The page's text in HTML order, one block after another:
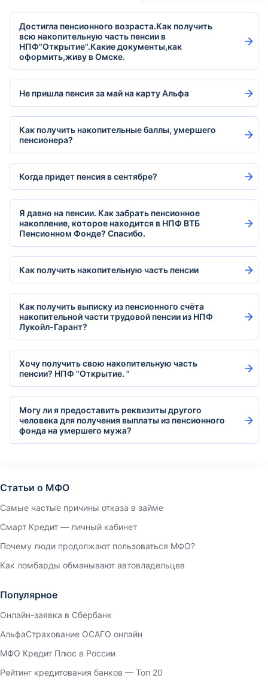
Достигла пенсионного возраста.Как получить
всю накопительную часть пенсии в
НПФ"Открытие".Какие документы,как
оформить,живу в Омске.
Не пришла пенсия за май на карту Альфа
Как получить накопительные баллы, умершего
пенсионера?
Когда придет пенсия в сентябре?
Я давно на пенсии. Как забрать пенсионное
накопление, которое находится в НПФ ВТБ
Пенсионном Фонде? Спасибо.
Как получить накопительную часть пенсии
Как получить выписку из пенсионного счёта
накопительной части трудовой пенсии из НПФ
Лукойл-Гарант?
Хочу получить свою накопительную часть
пенсии? НПФ "Открытие. "
Могу ли я предоставить реквизиты другого
человека для получения выплаты из пенсионного
фонда на умершего мужа?
Статьи о МФО
Самые частые причины отказа в займе
Смарт Кредит — личный кабинет
Почему люди продолжают пользоваться МФО?
Как ломбарды обманывают автовладельцев
Популярное
Онлайн-заявка в Сбербанк
АльфаСтрахование ОСАГО онлайн
МФО Кредит Плюс в России
Рейтинг кредитования банков — Топ 20